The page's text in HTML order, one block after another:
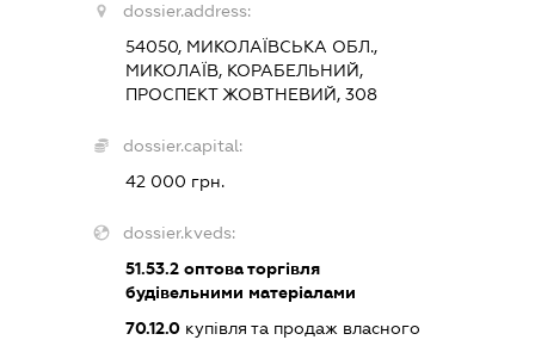
dossier.address:
54050, МИКОЛАЇВСЬКА ОБЛ.,
МИКОЛАЇВ, КОРАБЕЛЬНИЙ,
ПРОСПЕКТ ЖОВТНЕВИЙ, 308
dossier.capital:
42 000 грн.
dossier.kveds:
51.53.2 оптова торгівля
будівельними матеріалами
70.12.0 купівля та продаж власного